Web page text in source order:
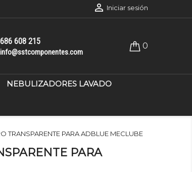
 Iniciar sesión
686 608 215
info@sstcomponentes.com
0
NEBULIZADORES LAVADO
TRANSPARENTE PARA ADBLUE MECLUBE
PARA